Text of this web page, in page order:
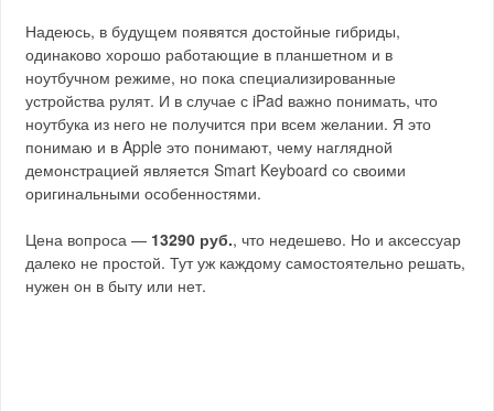
Надеюсь, в будущем появятся достойные гибриды,
одинаково хорошо работающие в планшетном и в
ноутбучном режиме, но пока специализированные
устройства рулят. И в случае с iPad важно понимать, что
ноутбука из него не получится при всем желании. Я это
понимаю и в Apple это понимают, чему наглядной
демонстрацией является Smart Keyboard со своими
оригинальными особенностями.
Цена вопроса — 13290 руб., что недешево. Но и аксессуар
далеко не простой. Тут уж каждому самостоятельно решать,
нужен он в быту или нет.